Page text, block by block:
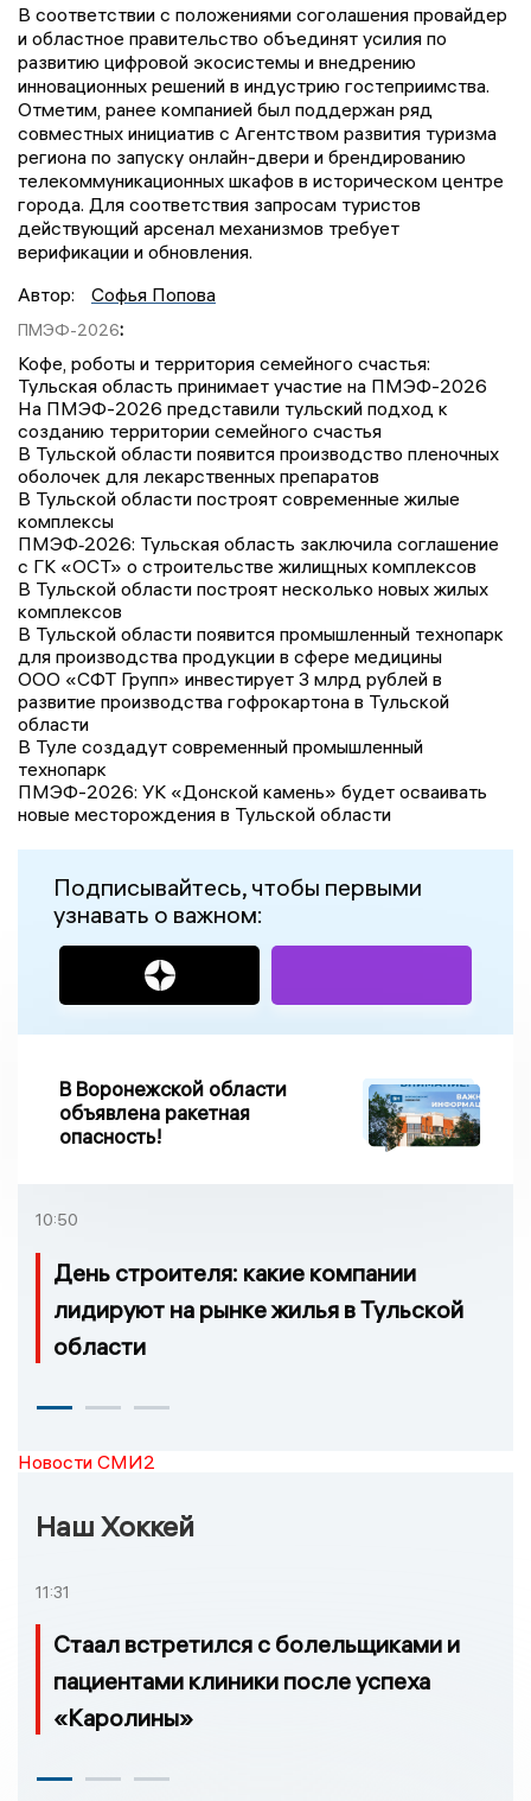
В соответствии с положениями соголашения провайдер
и областное правительство объединят усилия по
развитию цифровой экосистемы и внедрению
инновационных решений в индустрию гостеприимства.
Отметим, ранее компанией был поддержан ряд
совместных инициатив с Агентством развития туризма
региона по запуску онлайн-двери и брендированию
телекоммуникационных шкафов в историческом центре
города. Для соответствия запросам туристов
действующий арсенал механизмов требует
верификации и обновления.
Автор:
Софья Попова
ПМЭФ-2026:
Кофе, роботы и территория семейного счастья:
Тульская область принимает участие на ПМЭФ-2026
На ПМЭФ-2026 представили тульский подход к
созданию территории семейного счастья
В Тульской области появится производство пленочных
оболочек для лекарственных препаратов
В Тульской области построят современные жилые
комплексы
ПМЭФ‑2026: Тульская область заключила соглашение
с ГК «ОСТ» о строительстве жилищных комплексов
В Тульской области построят несколько новых жилых
комплексов
В Тульской области появится промышленный технопарк
для производства продукции в сфере медицины
ООО «СФТ Групп» инвестирует 3 млрд рублей в
развитие производства гофрокартона в Тульской
области
В Туле создадут современный промышленный
технопарк
ПМЭФ-2026: УК «Донской камень» будет осваивать
новые месторождения в Тульской области
Подписывайтесь, чтобы первыми
узнавать о важном:
В Воронежской области
объявлена ракетная
опасность!
10:50
День строителя: какие компании
лидируют на рынке жилья в Тульской
области
Новости СМИ2
Наш Хоккей
11:31
Стаал встретился с болельщиками и
пациентами клиники после успеха
«Каролины»